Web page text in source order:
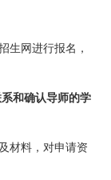
生网进行报名，
和确认导师的学
材料，对申请资